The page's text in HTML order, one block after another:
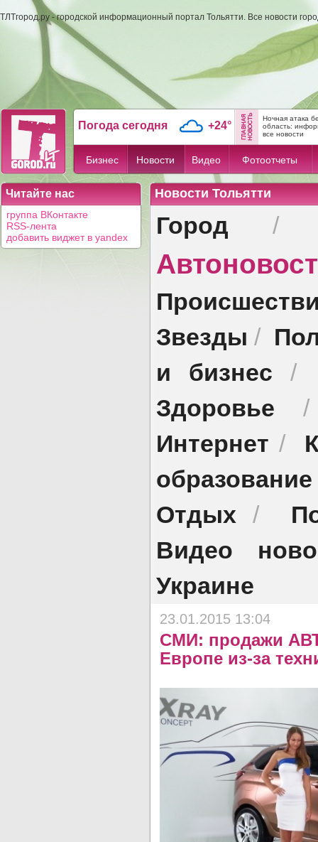
ТЛТгород.ру - городской информационный портал Тольятти. Все новости
Погода сегодня +24°
Ночная атака
область:
все новости
Бизнес Новости Видео Фотоотчеты
Читайте нас
группа ВКонтакте
RSS-лента
добавить виджет в yandex
Новости Тольятти
Город
Звезды /
и бизнес /
Здоровье
Интернет /
образование
Отдых /
Видео
Украине
23.01.2015 13:04
СМИ: продажи
Европе из-за